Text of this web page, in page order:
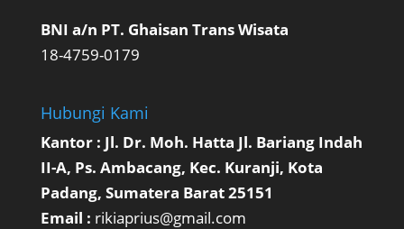
BNI a/n PT. Ghaisan Trans Wisata
18-4759-0179
Hubungi Kami
Kantor : Jl. Dr. Moh. Hatta Jl. Bariang Indah
II-A, Ps. Ambacang, Kec. Kuranji, Kota
Padang, Sumatera Barat 25151
Email : rikiaprius@gmail.com